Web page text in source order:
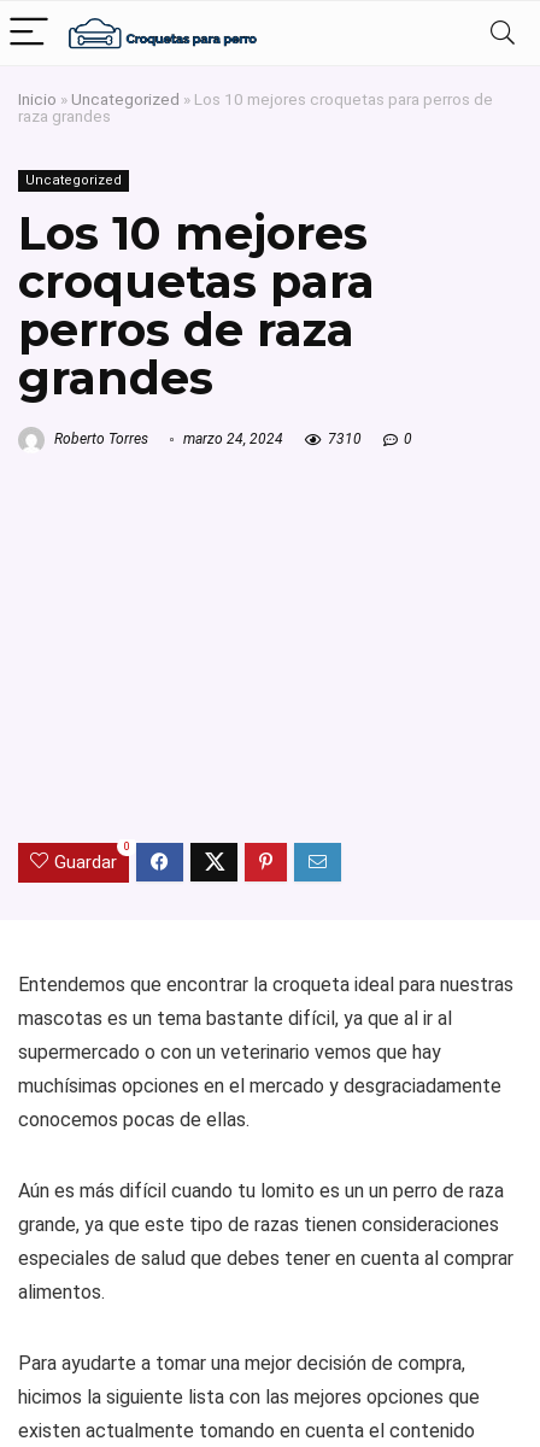
Inicio » Uncategorized » Los 10 mejores croquetas para perros de
raza grandes
Uncategorized
Los 10 mejores
croquetas para
perros de raza
grandes
Roberto Torres marzo 24, 2024 7310 0
Guardar
0
Entendemos que encontrar la croqueta ideal para nuestras
mascotas es un tema bastante difícil, ya que al ir al
supermercado o con un veterinario vemos que hay
muchísimas opciones en el mercado y desgraciadamente
conocemos pocas de ellas.
Aún es más difícil cuando tu lomito es un un perro de raza
grande, ya que este tipo de razas tienen consideraciones
especiales de salud que debes tener en cuenta al comprar
alimentos.
Para ayudarte a tomar una mejor decisión de compra,
hicimos la siguiente lista con las mejores opciones que
existen actualmente tomando en cuenta el contenido